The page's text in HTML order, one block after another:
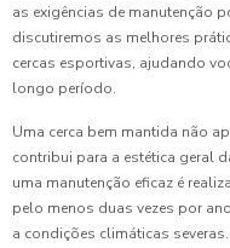
as exigências de manutenção
discutiremos as melhores
cercas esportivas, ajudando
longo período.
Uma cerca bem mantida não
contribui para a estética geral
uma manutenção eficaz é
pelo menos duas vezes por
a condições climáticas